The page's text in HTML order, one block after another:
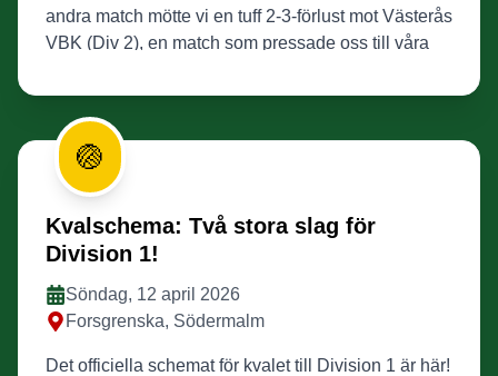
andra match mötte vi en tuff 2-3-förlust mot Västerås
VBK (Div 2), en match som pressade oss till våra
motgång är en förberedelse för en större fra…
🏐
Kvalschema: Två stora slag för
Division 1!
Söndag, 12 april 2026
Forsgrenska, Södermalm
Det officiella schemat för kvalet till Division 1 är här!